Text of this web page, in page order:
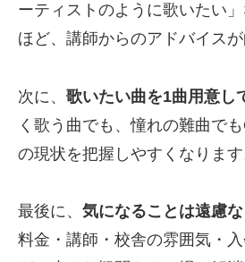
ーティストのように歌いたい
ほど、講師からのアドバイスが
次に、 歌いたい曲を1曲用意し
く歌う曲でも、憧れの難曲で
の現状を把握しやすくなります
最後に、 気になることは遠慮
料金・講師・校舎の雰囲気・